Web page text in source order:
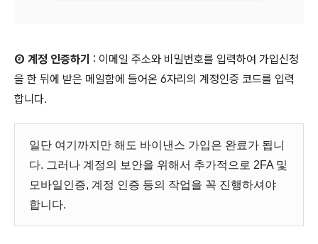
② 계정 인증하기 : 이메일 주소와 비밀번호를 입력하여 가입신청
을 한 뒤에 받은 메일함에 들어온 6자리의 계정인증 코드를 입력
합니다.
일단 여기까지만 해도 바이낸스 가입은 완료가 됩니
다. 그러나 계정의 보안을 위해서 추가적으로 2FA 및
모바일인증, 계정 인증 등의 작업을 꼭 진행하셔야
합니다.